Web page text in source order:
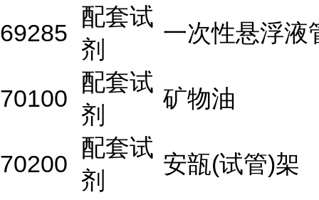
69285
配套试
剂
一次性悬浮液
70100
配套试
剂
矿物油
70200
配套试
剂
安瓿(试管)架